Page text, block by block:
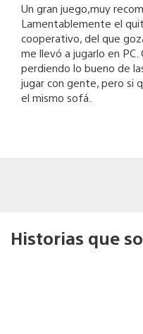
Un gran juego,muy
Lamentablemente el
cooperativo, del que
me llevó a jugarlo en
perdiendo lo bueno de
jugar con gente, pero si
el mismo sofá.
Historias que